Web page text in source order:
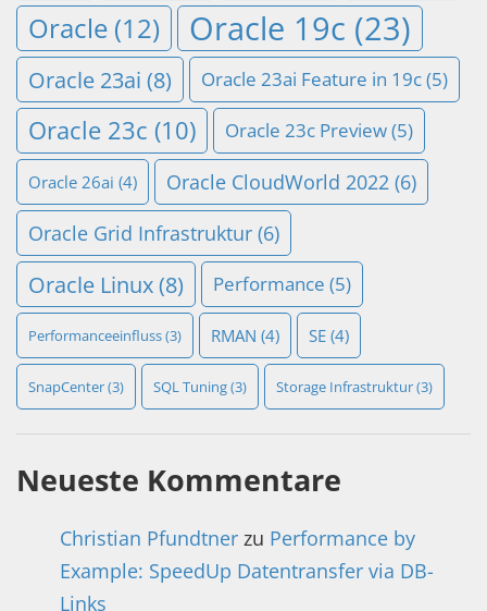
Oracle (12) Oracle 19c (23)
Oracle 23ai (8) Oracle 23ai Feature in 19c(5)
Oracle 23c (10) Oracle 23c Preview(5)
Oracle 26ai (4) Oracle CloudWorld 2022 (6)
Oracle Grid Infrastruktur (6)
Oracle Linux(8) Performance (5)
Performanceeinfluss(3) RMAN (4) SE (4)
SnapCenter(3) SQL Tuning(3) Storage Infrastruktur(3)
Neueste Kommentare
Christian Pfundtner zu Performance by
Example: SpeedUp Datentransfer via DB-
Links